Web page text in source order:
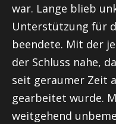
war. Lange blieb
Unterstützung für
beendete. Mit der
der Schluss nahe,
seit geraumer Zeit
gearbeitet wurde.
weitgehend